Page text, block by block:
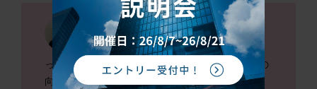
そんな西面さんも、今期から部長にな
ったとお聞きしました！部長になって仕事への
向き合い方は変わりましたか？